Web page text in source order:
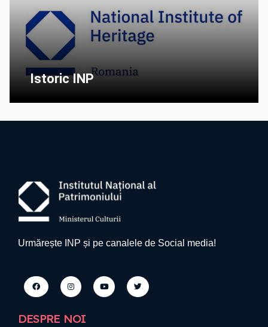
Istoric INP
Urmărește INP și pe canalele de Social media!
DESPRE NOI